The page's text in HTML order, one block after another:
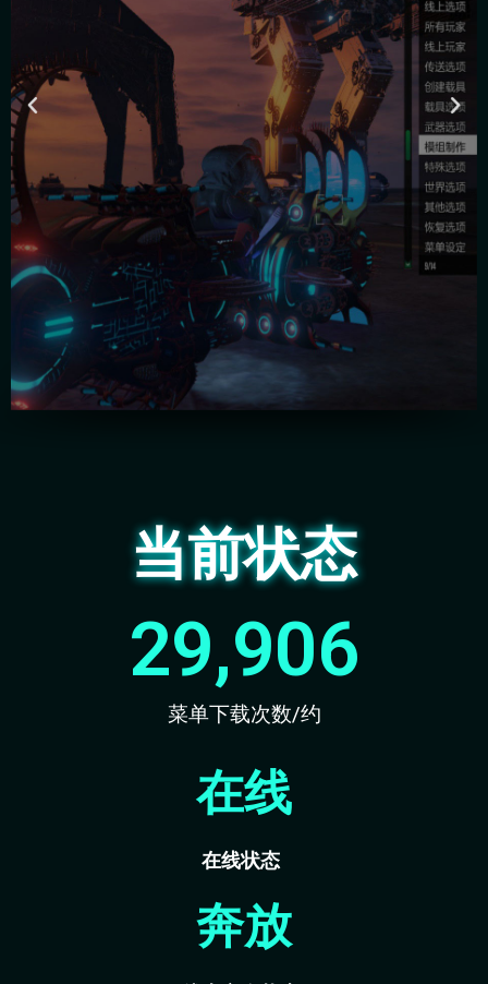
当前状态
29,906
菜单下载次数/约
在线
在线状态
奔放